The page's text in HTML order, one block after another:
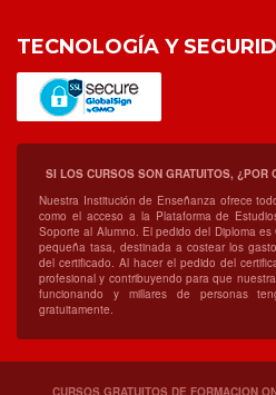
TECNOLOGÍA Y
SI LOS CURSOS SON GRATUITOS, ¿POR
Nuestra Institución de Enseñanza ofrece
como el acceso a la Plataforma de
Soporte al Alumno. El pedido del Diploma
pequeña tasa, destinada a costear los
del certificado. Al hacer el pedido del
profesional y contribuyendo para que
funcionando y millares de personas
gratuitamente.
CURSOS GRATUITOS DE FORMACION